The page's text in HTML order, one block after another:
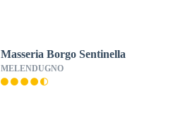
Masseria Borgo Sentinella
MELENDUGNO